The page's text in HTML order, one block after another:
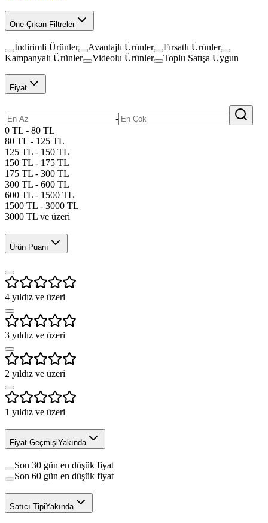
Öne Çıkan Filtreler
İndirimli Ürünler Avantajlı Ürünler
Fırsatlı Ürünler
Kampanyalı Ürünler
Videolu Ürünler Toplu Satışa Uygun
Fiyat
-
0 TL - 80 TL
80 TL - 125 TL
125 TL - 150 TL
150 TL - 175 TL
175 TL - 300 TL
300 TL - 600 TL
600 TL - 1500 TL
1500 TL - 3000 TL
3000 TL ve üzeri
Ürün Puanı
4 yıldız ve üzeri
3 yıldız ve üzeri
2 yıldız ve üzeri
1 yıldız ve üzeri
Fiyat GeçmişiYakında
Son 30 gün en düşük fiyat
Son 60 gün en düşük fiyat
Satıcı TipiYakında